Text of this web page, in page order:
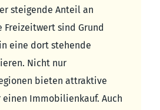
steigende Anteil an
sind Grund
eine dort stehende
Nicht nur
bieten attraktive
einen Immobilienkauf. Auch